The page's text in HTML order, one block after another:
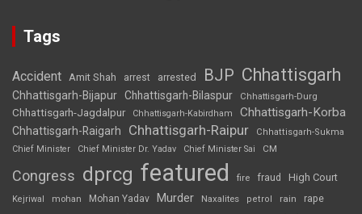
Tags
Accident Amit Shah arrest arrested BJP Chhattisgarh
Chhattisgarh-Bijapur Chhattisgarh-Bilaspur Chhattisgarh-Durg
Chhattisgarh-Jagdalpur Chhattisgarh-Kabirdham Chhattisgarh-Korba
Chhattisgarh-Raigarh Chhattisgarh-Raipur
Chhattisgarh-Sukma
Chief Minister
Chief Minister Dr. Yadav Chief Minister Sai CM
Congress dprcg featured fire fraud High Court
Kejriwal mohan Mohan Yadav Murder Naxalites petrol rain rape